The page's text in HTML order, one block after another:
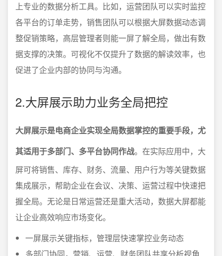
上专业的数据分析工具。比如，运营团队可以实时监控
各平台的订单走势，销售团队可以根据大屏数据动态调
整促销策略，高层管理者则能一屏了解全局，做出有数
据支撑的决策。可视化不仅提升了数据的解读效率，也
促进了企业内部的协同与沟通。
2.大屏展示助力业务全局把控
大屏展示是电商企业实现全局数据掌控的重要手段，尤
其适用于多部门、多平台协同作战。在实际应用中，大
屏可将销售、库存、财务、流量、用户行为等关键数据
集成展示，帮助企业在会议、决策、运营过程中快速把
握全局。无论是日常运营还是重大活动，数据大屏都能
让企业高效响应市场变化。
一屏展示关键指标，管理层快速掌控业务动态